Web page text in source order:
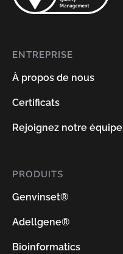
ENTREPRISE
À propos de nous
Certificats
Rejoignez notre équipe
PRODUITS
Genvinset®
Adellgene®
Bioinformatics